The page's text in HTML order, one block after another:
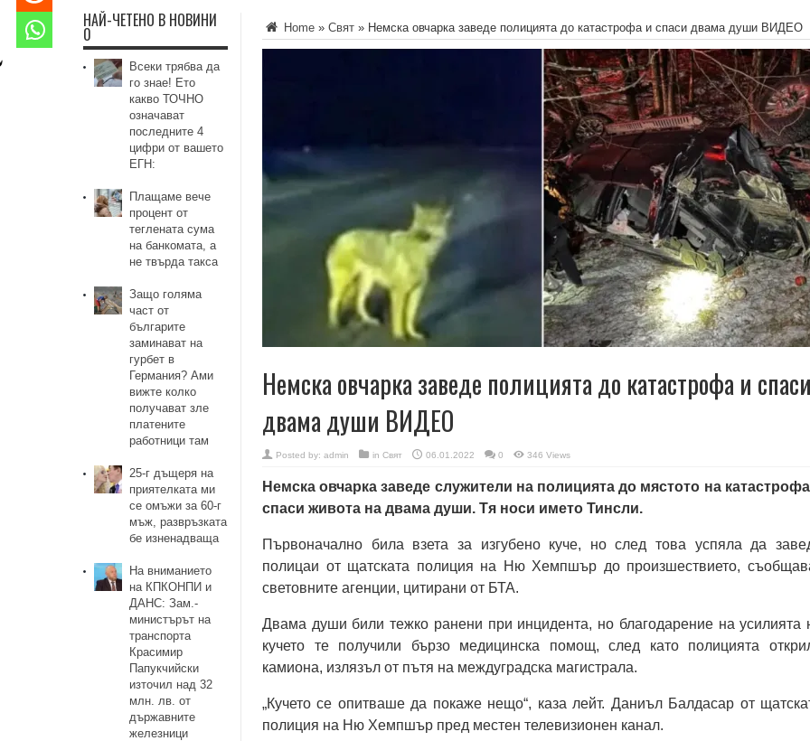
Home » Свят » Немска овчарка заведе полицията до катастрофа и спаси двама души ВИДЕО
Немска овчарка заведе полицията до катастрофа и
двама души ВИДЕО
Posted by: admin in Свят 06.01.2022 0 346 Views
Немска овчарка заведе служители на полицията до мястото на
спаси живота на двама души. Тя носи името Тинсли.
Първоначално била взета за изгубено куче, но след това успяла да
полицаи от щатската полиция на Ню Хемпшър до произшествието,
световните агенции, цитирани от БТА.
Двама души били тежко ранени при инцидента, но благодарение на усилията
кучето те получили бързо медицинска помощ, след като полицията
камиона, излязъл от пътя на междуградска магистрала.
„Кучето се опитваше да покаже нещо“, каза лейт. Даниъл Балдасар от
полиция на Ню Хемпшър пред местен телевизионен канал.
НАЙ-ЧЕТЕНО В НОВИНИ
0
Всеки трябва да
го знае! Ето
какво ТОЧНО
означават
последните 4
цифри от вашето
ЕГН:
Плащаме вече
процент от
теглената сума
на банкомата, а
не твърда такса
Защо голяма
част от
българите
заминават на
гурбет в
Германия? Ами
вижте колко
получават зле
платените
работници там
25-г дъщеря на
приятелката ми
се омъжи за 60-г
мъж, развръзката
бе изненадваща
На вниманието
на КПКОНПИ и
ДАНС: Зам.-
министърът на
транспорта
Красимир
Папукчийски
източил над 32
млн. лв. от
държавните
железници